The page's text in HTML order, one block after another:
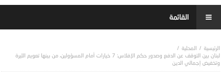
المحلية
لبنان بين التوقف عن الدفع وصدور حكم الإفلاس: 7 خيارات أمام المسؤولين، من بينها تعويم الليرة
وتخفيض إجمالي الدين